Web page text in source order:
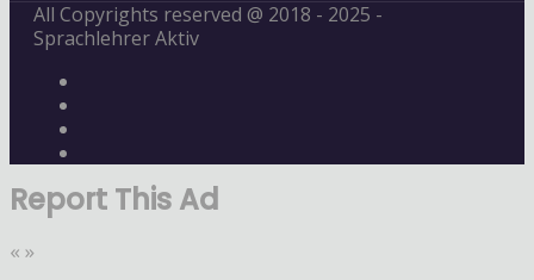
All Copyrights reserved @ 2018 - 2025 -
Sprachlehrer Aktiv
Report This Ad
« »